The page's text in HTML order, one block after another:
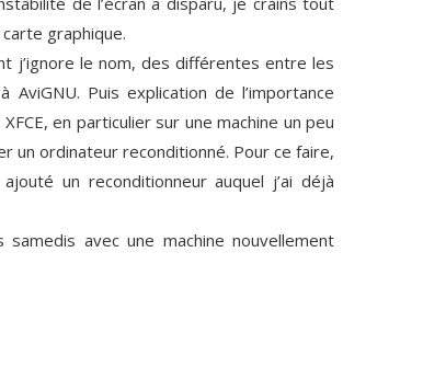
graphique.
j’ignore le nom, des différentes entre les
Puis explication de l’importance
en particulier sur une machine un peu
un ordinateur reconditionné. Pour ce faire,
un reconditionneur auquel j’ai déjà
avec une machine nouvellement